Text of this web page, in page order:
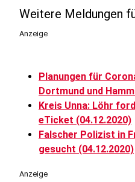
Weitere Meldungen
Anzeige
Planungen für
Dortmund und
Kreis Unna: Löhr
eTicket (04.12.2020)
Falscher Polizist in
gesucht (04.12.2020)
Anzeige